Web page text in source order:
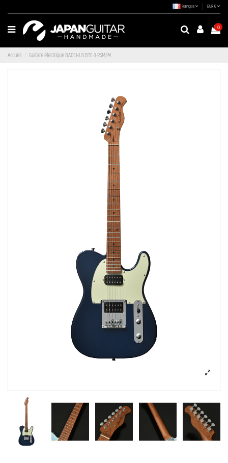
Français EUR €
0
Accueil Guitare électrique BACCHUS BTE-3-RSM/M